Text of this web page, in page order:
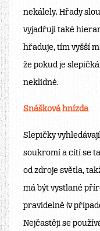
nekálely. Hřady
vyjadřují také
hřaduje, tím vyšší
že pokud je
neklidné.
Snášková hnízda
Slepičky
soukromí a cítí se
od zdroje světla,
má být vystlané
pravidelně (v
Nejčastěji se